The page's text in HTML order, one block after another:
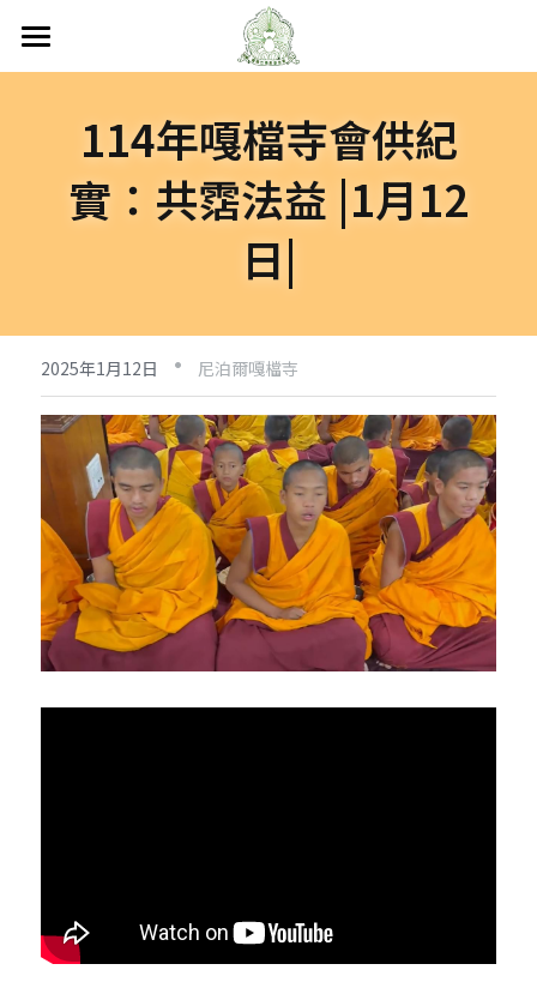
首頁
關於嘎檔
認識嘎檔
嘎檔修行
阿帝夏大尊者及嘎檔四天
十六圓點
非洲
越南
法會活動
弘法活動
活動集錦
人文關懷
關懷流浪動物
加入義工
聯絡嘎檔
嘎檔分會
台灣
亞洲
美洲
聯絡我們
立即捐款
114年嘎檔寺會供紀
實：共霑法益 |1月12
日|
2025年1月12日 · 尼泊爾嘎檔寺